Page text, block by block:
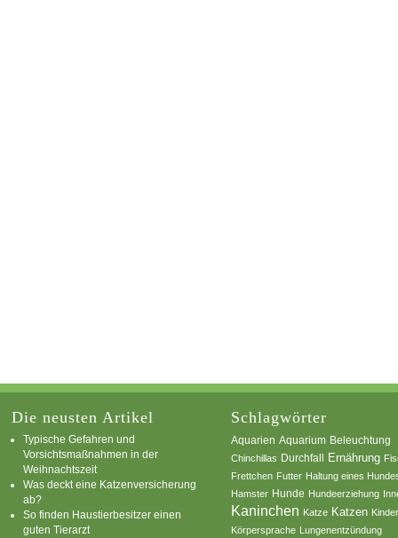
Die neusten Artikel
Typische Gefahren und
Vorsichtsmaßnahmen in der
Weihnachtszeit
Was deckt eine Katzenversicherung
ab?
So finden Haustierbesitzer einen
guten Tierarzt
Schlagwörter
Aquarien Aquarium Beleuchtung
Chinchillas Durchfall Ernährung
Frettchen Futter Haltung eines
Hamster Hunde Hundeerziehung
Kaninchen Katze Katzen
Körpersprache
Lungenentzündung